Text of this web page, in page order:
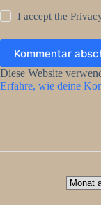
I accept the
Kommentar
Diese Website
Erfahre, wie deine